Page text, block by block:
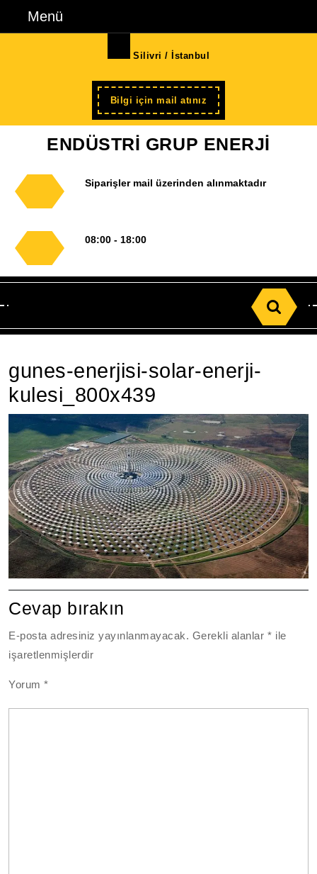
Menü
Silivri / İstanbul
Bilgi için mail atınız Şimdi
kayıt
ENDÜSTRİ GRUP ENERJİ
Siparişler mail üzerinden alınmaktadır
08:00 - 18:00
for:
gunes-enerjisi-solar-enerji-
kulesi_800x439
Cevap bırakın
E-posta adresiniz yayınlanmayacak. Gerekli alanlar* ile
işaretlenmişlerdir
Yorum*